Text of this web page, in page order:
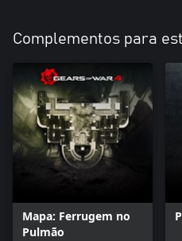
Complementos para
Mapa: Ferrugem no
Pulmão